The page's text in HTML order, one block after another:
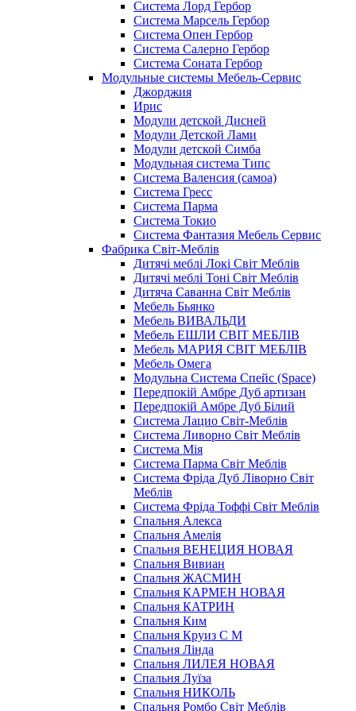
Система Лорд Гербор
Система Марсель Гербор
Система Опен Гербор
Система Салерно Гербор
Система Соната Гербор
Модульные системы Мебель-Сервис
Джорджия
Ирис
Модули детской Дисней
Модули Детской Лами
Модули детской Симба
Модульная система Типс
Система Валенсия (самоа)
Система Гресс
Система Парма
Система Токио
Система Фантазия Мебель Сервис
Фабрика Світ-Меблів
Дитячі меблі Локі Світ Меблів
Дитячі меблі Тоні Світ Меблів
Дитяча Саванна Світ Меблів
Мебель Бьянко
Мебель ВИВАЛЬДИ
Мебель ЕШЛИ СВІТ МЕБЛІВ
Мебель МАРИЯ СВІТ МЕБЛІВ
Мебель Омега
Модульна Cистема Спейс (Space)
Передпокій Амбре Дуб артизан
Передпокій Амбре Дуб Білий
Система Лацио Світ-Меблів
Система Ливорно Світ Меблів
Система Мія
Система Парма Свiт Меблiв
Система Фріда Дуб Ліворно Світ
Меблів
Система Фріда Тоффі Світ Меблів
Спальня Алекса
Спальня Амелія
Спальня ВЕНЕЦИЯ НОВАЯ
Спальня Вивиан
Спальня ЖАСМИН
Спальня КАРМЕН НОВАЯ
Спальня КАТРИН
Спальня Ким
Спальня Круиз С М
Спальня Лінда
Спальня ЛИЛЕЯ НОВАЯ
Спальня Луїза
Спальня НИКОЛЬ
Спальня Ромбо Світ Меблів